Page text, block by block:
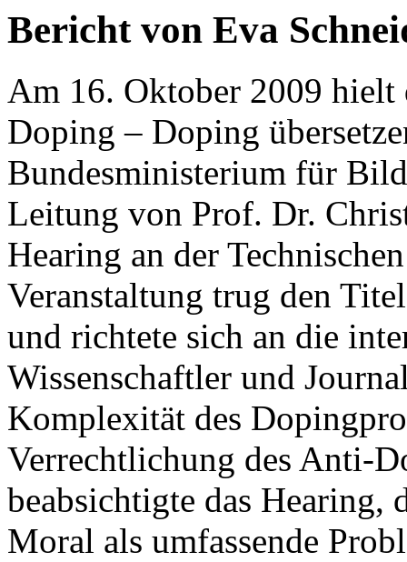
Bericht von Eva
Am 16. Oktober 2009 hielt
Doping – Doping
Bundesministerium für
Leitung von Prof. Dr.
Hearing an der
Veranstaltung trug den
und richtete sich an die
Wissenschaftler und
Komplexität des
Verrechtlichung des Anti-
beabsichtigte das Hearing,
Moral als umfassende